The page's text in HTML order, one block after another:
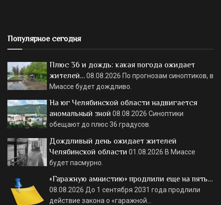
Популярное сегодня
Плюс 36 и дождь: какая погода ожидает
жителей…08.08.2026 По прогнозам синоптиков, в
Миассе будет дождливо.
На юг Челябинской области надвигается
аномальный зной 08.08.2026 Синоптики
обещают до плюс 36 градусов.
Дождливый день ожидает жителей
Челябинской области 01.08.2026 В Миассе
будет пасмурно.
«Гаражную амнистию» продлили еще на пять…
08.08.2026 До 1 сентября 2031 года продлили
действие закона о «гаражной…